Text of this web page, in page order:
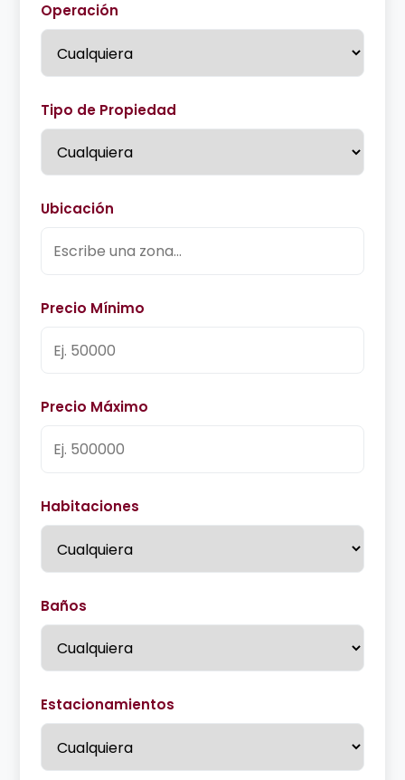
Operación
Tipo de Propiedad
Ubicación
Precio Mínimo
Precio Máximo
Habitaciones
Baños
Estacionamientos